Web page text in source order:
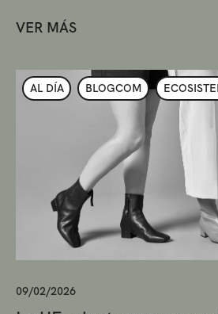
VER MÁS
AL DÍA BLOGCOM
09/02/2026